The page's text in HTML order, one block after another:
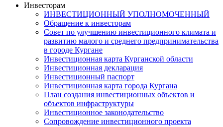
Инвесторам
ИНВЕСТИЦИОННЫЙ УПОЛНОМОЧЕННЫЙ
Обращение к инвесторам
Совет по улучшению инвестиционного климата и
развитию малого и среднего предпринимательства
в городе Кургане
Инвестиционная карта Курганской области
Инвестиционная декларация
Инвестиционный паспорт
Инвестиционная карта города Кургана
План создания инвестиционных объектов и
объектов инфраструктуры
Инвестиционное законодательство
Сопровождение инвестиционного проекта